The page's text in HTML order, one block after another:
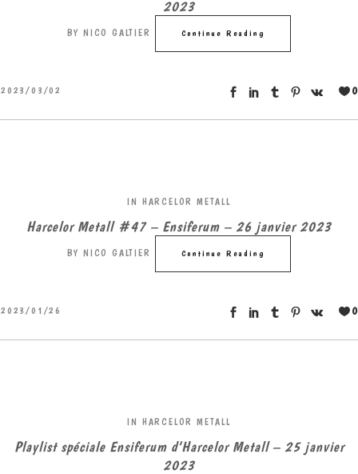
2023
BY NICO GALTIER Continue Reading
2023/03/02 0
IN HARCELOR METALL
Harcelor Metall #47 – Ensiferum – 26 janvier 2023
BY NICO GALTIER Continue Reading
2023/01/26 0
IN HARCELOR METALL
Playlist spéciale Ensiferum d’Harcelor Metall – 25 janvier
2023